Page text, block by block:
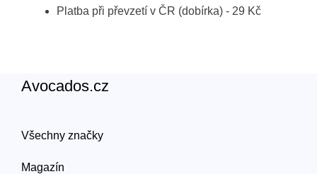
Platba při převzetí v ČR (dobírka) - 29 Kč
Avocados.cz
Všechny značky
Magazín